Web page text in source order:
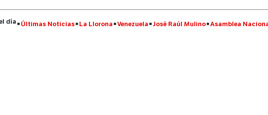
Últimas Noticias La Llorona Venezuela José Raúl Mulino Asamblea